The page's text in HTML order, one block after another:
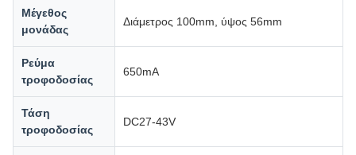
Μέγεθος
μονάδας
Διάμετρος 100mm, ύψος 56mm
Ρεύμα
τροφοδοσίας
650mA
Τάση
τροφοδοσίας
DC27-43V